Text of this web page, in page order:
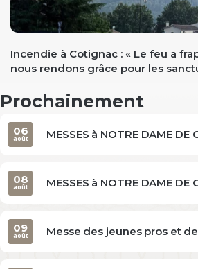
Incendie à Cotignac : « Le feu a
nous rendons grâce pour les
Prochainement
MESSES à NOTRE DAME DE
06
août
MESSES à NOTRE DAME DE
08
août
Messe des jeunes pros et
09
août